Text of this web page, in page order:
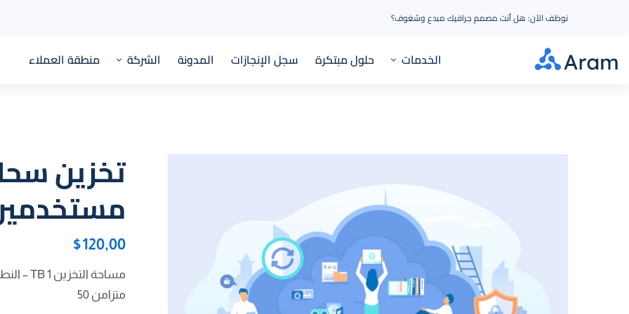
نوظف الآن: هل أنت مصمم جرافيك مبدع وشغوف؟
الخدمات حلول مبتكرة سجل الإنجازات المدونة الشركة منطقة العملاء
$120,00
مساحة التخزين 1 TB – النطاقات الفرعية
متزامن 50